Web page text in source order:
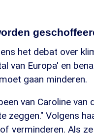
het debat over
van Europa' en
gaan minderen.
van Caroline van
Volgens
verminderen. Als